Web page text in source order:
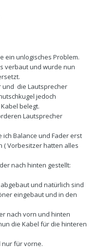
ein unlogisches Problem.
verbaut und wurde nun
und die Lautsprecher
jedoch
belegt.
Lautsprecher
ich Balance und Fader erst
( Vorbesitzer hatten alles
nach hinten gestellt:
und natürlich sind
eingebaut und in den
nach vorn und hinten
die Kabel für die hinteren
nur für vorne.